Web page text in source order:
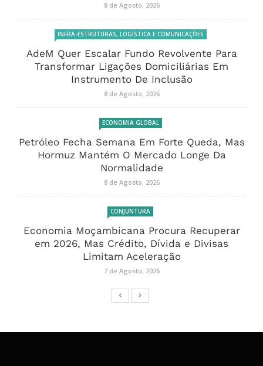
8 de Agosto, 2026
INFRA-ESTRUTURAS, LOGÍSTICA E COMUNICAÇÕES
AdeM Quer Escalar Fundo Revolvente Para
Transformar Ligações Domiciliárias Em
Instrumento De Inclusão
8 de Agosto, 2026
ECONOMIA GLOBAL
Petróleo Fecha Semana Em Forte Queda, Mas
Hormuz Mantém O Mercado Longe Da
Normalidade
8 de Agosto, 2026
CONJUNTURA
Economia Moçambicana Procura Recuperar
em 2026, Mas Crédito, Dívida e Divisas
Limitam Aceleração
7 de Agosto, 2026